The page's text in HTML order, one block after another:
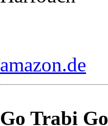
amazon.de
Go Trabi Go